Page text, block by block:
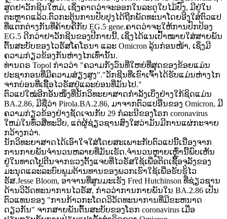
ສູດຢາວັກຊີນໃຫມ່, ເຊິ່ງຄາດວ່າຈະອອກໃນລະດູໃບໄມ້ປົ່ງ, ມີຢູ່ໃນ
ຕະຫຼາດແລ້ວ.ຕົວກະຕຸ້ນການປັບປຸງໄດ້ຖືກພັດທະນາໂດຍອີງໃສ່ຕົວແປ
ທີ່ແຕກຕ່າງກັນທີ່ຄ້າຍຄືກັບ EG.5 gene.ຄາດວ່າຈະໃຫ້ການປົກປ້ອງ
EG.5 ດີກວ່າຢາວັກຊີນຂອງປີກາຍນີ້, ເຊິ່ງໄດ້ແນເປົ້າໝາຍໃສ່ສາຍພັນ
ຕົ້ນສະບັບຂອງໄວຣັສໂຄໂຣນາ ແລະ Omicron ລຸ້ນກ່ອນໜ້າ, ເຊິ່ງມີ
ຄວາມກ່ຽວຂ້ອງກັນຫ່າງໄກເທົ່ານັ້ນ.
ທ່ານດຣ Topol ກ່າວວ່າ "ຄວາມກັງວົນທີ່ໃຫຍ່ທີ່ສຸດຂອງຂ້ອຍແມ່ນ
ປະຊາກອນທີ່ມີຄວາມສ່ຽງສູງ"."ວັກຊີນທີ່ເຂົາເຈົ້າໄດ້ຮັບແມ່ນຫ່າງໄກ
ຈາກບ່ອນທີ່ເຊື້ອໄວຣັສຢູ່ແລະບ່ອນທີ່ມັນໄປ."
ຕົວແປໃໝ່ອີກອັນໜຶ່ງທີ່ນັກວິທະຍາສາດກຳລັງເບິ່ງຢ່າງໃກ້ຊິດແມ່ນ
BA.2.86, ມີຊື່ວ່າ Pirola.BA.2.86, ມາຈາກຕົວແປອື່ນຂອງ Omicron, ມີ
ຄວາມກ່ຽວຂ້ອງຢ່າງຊັດເຈນກັບ 29 ກໍລະນີຂອງໂຣກ coronavirus
ໃຫມ່ໃນທົ່ວສີ່ທະວີບ, ແຕ່ຜູ້ຊ່ຽວຊານສົງໃສວ່າມັນມີການແຜ່ກະຈາຍ
ກວ້າງກວ່າ.
ນັກວິທະຍາສາດໄດ້ເອົາໃຈໃສ່ໂດຍສະເພາະກັບຕົວແປນີ້ເນື່ອງຈາກ
ການກາຍພັນຈໍານວນຫລາຍທີ່ມັນເຮັດ.ຈໍານວນຫຼາຍເຫຼົ່ານີ້ພົບເຫັນ
ຢູ່ໃນທາດໂປຼຕີນຈາກຮວງຕັ້ງແຈບທີ່ໄວຣັສໃຊ້ເພື່ອຕິດເຊື້ອຈຸລັງຂອງ
ມະນຸດແລະລະບົບພູມຕ້ານທານຂອງພວກເຮົາໃຊ້ເພື່ອຮັບຮູ້ໄວ
ຣັສ.Jesse Bloom, ອາຈານທີ່ສູນມະເຮັງ Fred Hutchinson ທີ່ຊ່ຽວຊານ
ດ້ານວິວັດທະນາການໄວຣັສ, ກ່າວວ່າການກາຍພັນໃນ BA.2.86 ເປັນ
ຕົວແທນຂອງ "ການກ້າວກະໂດດວິວັດທະນາການທີ່ມີຂະຫນາດ
ດຽວກັນ" ຈາກສາຍພັນຕົ້ນສະບັບຂອງໂຣກ coronavirus ເມື່ອ